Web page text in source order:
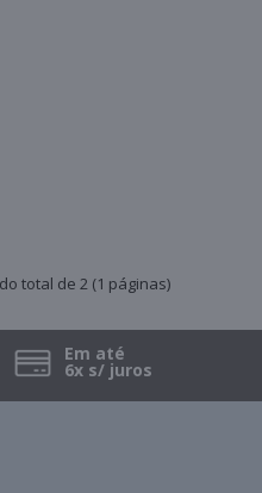
total de 2 (1 páginas)
Em até
6x s/ juros